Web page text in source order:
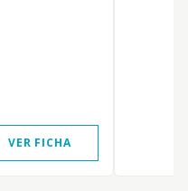
VER FICHA